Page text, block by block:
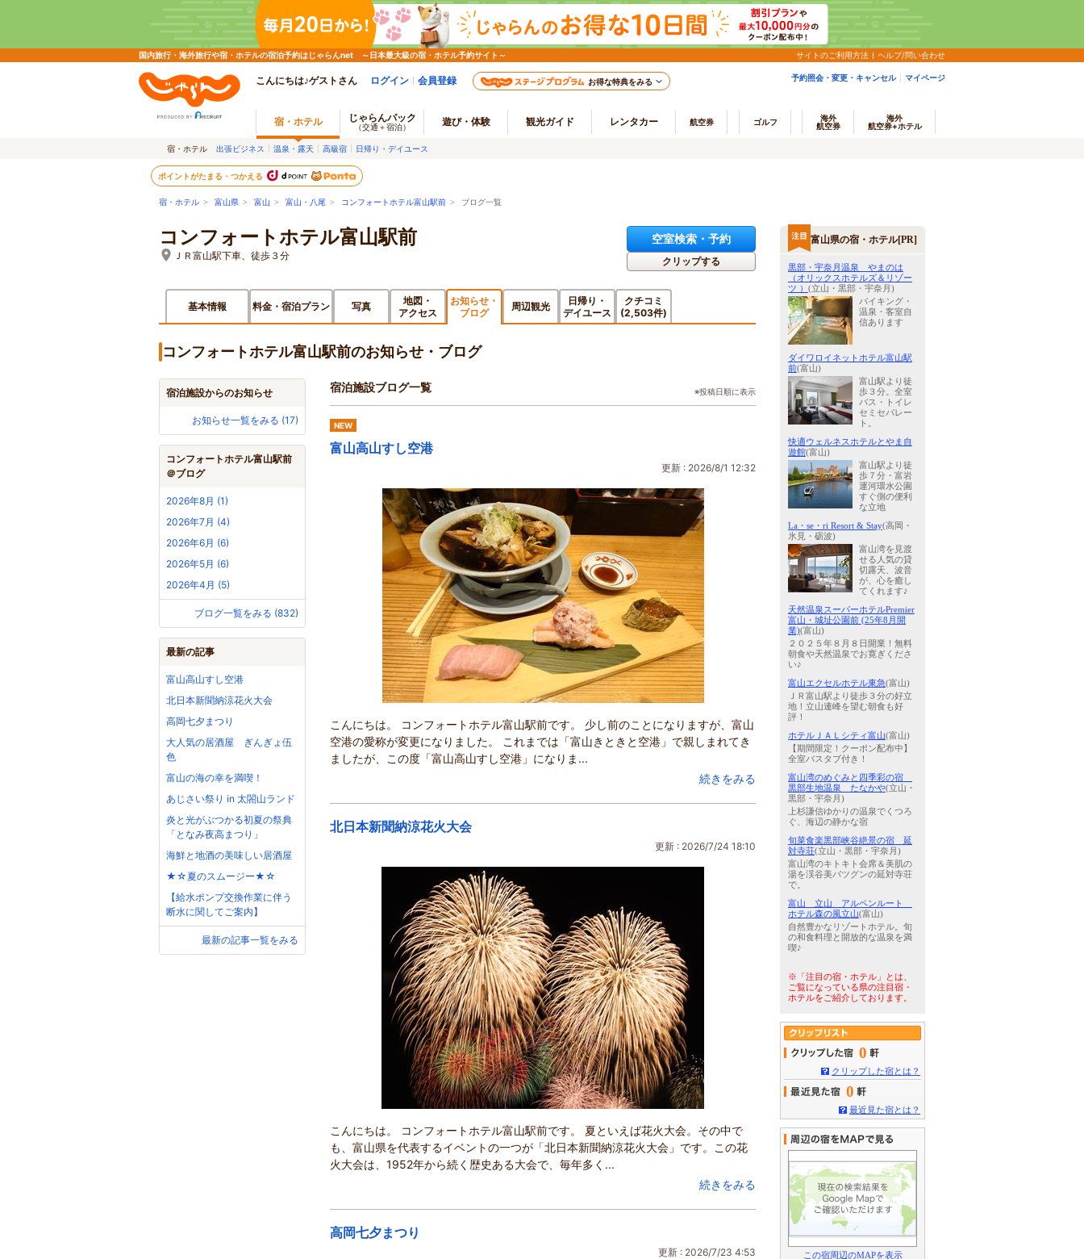
国内旅行・海外旅行や宿・ホテルの宿泊予約はじゃらんnet ～日本最大級の宿・ホテル予約サイト～ サイトのご利用方法 ヘルプ/問い合わせ
こんにちは♪ゲストさん ログイン 会員登録 お得な特典をみる 予約照会・変更・キャンセル マイページ
宿・ホテル じゃらんパック
（交通＋宿泊） 遊び・体験 観光ガイド レンタカー 航空券 ゴルフ
海外
航空券
海外
航空券+ホテル
宿・ホテル 出張ビジネス 温泉・露天 高級宿 日帰り・デイユース
ポイントがたまる・つかえる
宿・ホテル > 富山県 > 富山 > 富山・八尾 > コンフォートホテル富山駅前 > ブログ一覧
コンフォートホテル富山駅前
ＪＲ富山駅下車、徒歩３分
空室検索・予約
クリップする
基本情報 料金・宿泊プラン 写真
地図・
アクセス
お知らせ・
ブログ
周辺観光
日帰り・
デイユース
クチコミ
(2,503件)
コンフォートホテル富山駅前のお知らせ・ブログ
宿泊施設からのお知らせ
お知らせ一覧をみる (17)
コンフォートホテル富山駅前
＠ブログ
2026年8月 (1)
2026年7月 (4)
2026年6月 (6)
2026年5月 (6)
2026年4月 (5)
ブログ一覧をみる (832)
最新の記事
富山高山すし空港
北日本新聞納涼花火大会
高岡七夕まつり
大人気の居酒屋 ぎんぎょ伍
色
富山の海の幸を満喫！
あじさい祭り in 太閤山ランド
炎と光がぶつかる初夏の祭典
「となみ夜高まつり」
海鮮と地酒の美味しい居酒屋
★☆夏のスムージー★☆
【給水ポンプ交換作業に伴う
断水に関してご案内】
最新の記事一覧をみる
宿泊施設ブログ一覧 ※投稿日順に表示
NEW
富山高山すし空港
更新 : 2026/8/1 12:32
こんにちは。 コンフォートホテル富山駅前です。 少し前のことになりますが、富山
空港の愛称が変更になりました。 これまでは「富山きときと空港」で親しまれてき
ましたが、この度「富山高山すし空港」になりま...
続きをみる
北日本新聞納涼花火大会
更新 : 2026/7/24 18:10
こんにちは。 コンフォートホテル富山駅前です。 夏といえば花火大会。その中で
も、富山県を代表するイベントの一つが「北日本新聞納涼花火大会」です。この花
火大会は、1952年から続く歴史ある大会で、毎年多く...
続きをみる
高岡七夕まつり
更新 : 2026/7/23 4:53
富山県の宿・ホテル[PR]
黒部・宇奈月温泉 やまのは
（オリックスホテルズ＆リゾー
ツ ） (立山・黒部・宇奈月)
バイキング・
温泉・客室自
信あります
ダイワロイネットホテル富山駅
前(富山)
富山駅より徒
歩３分。全室
バス・トイレ
セミセパレー
ト。
快適ウェルネスホテルとやま自
遊館(富山)
富山駅より徒
歩７分・富岩
運河環水公園
すぐ側の便利
な立地
La・se・ri Resort & Stay(高岡・
氷見・砺波)
富山湾を見渡
せる人気の貸
切露天、波音
が、心を癒し
てくれます♪
天然温泉スーパーホテルPremier
富山・城址公園前 (25年8月開
業)(富山)
２０２５年８月８日開業！無料
朝食や天然温泉でお寛ぎくださ
い♪
富山エクセルホテル東急(富山)
ＪＲ富山駅より徒歩３分の好立
地！立山連峰を望む朝食も好
評！
ホテルＪＡＬシティ富山(富山)
【期間限定！クーポン配布中】
全室バスタブ付き！
富山湾のめぐみと四季彩の宿
黒部生地温泉 たなかや(立山・
黒部・宇奈月)
上杉謙信ゆかりの温泉でくつろ
ぐ、海辺の静かな宿
旬菜食楽黒部峡谷絶景の宿 延
対寺荘(立山・黒部・宇奈月)
富山湾のキトキト会席＆美肌の
湯を渓谷美バツグンの延対寺荘
で。
富山 立山 アルペンルート
ホテル森の風立山(富山)
自然豊かなリゾートホテル。旬
の和食料理と開放的な温泉を満
喫♪
※「注目の宿・ホテル」とは、
ご覧になっている県の注目宿・
ホテルをご紹介しております。
0
クリップした宿とは？
0
最近見た宿とは？
この宿周辺のMAPを表示